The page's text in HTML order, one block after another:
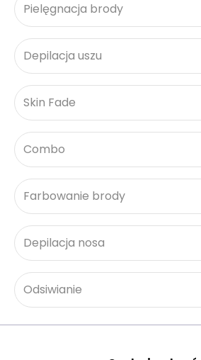
Pielęgnacja brody
Depilacja uszu
Skin Fade
Combo
Farbowanie brody
Depilacja nosa
Odsiwianie